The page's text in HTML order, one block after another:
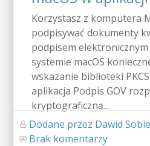
Korzystasz z komputera
podpisywać dokumenty
podpisem elektronicznym
systemie macOS
wskazanie biblioteki
aplikacja Podpis GOV
kryptograficzną...
Dodane przez Dawid
Brak komentarzy